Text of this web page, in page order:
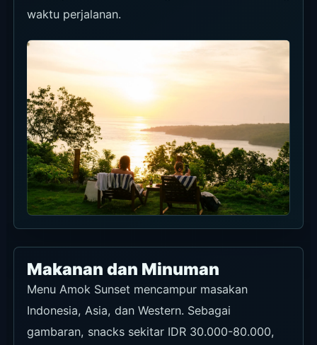
waktu perjalanan.
Makanan dan Minuman
Menu Amok Sunset mencampur masakan
Indonesia, Asia, dan Western. Sebagai
gambaran, snacks sekitar IDR 30.000-80.000,